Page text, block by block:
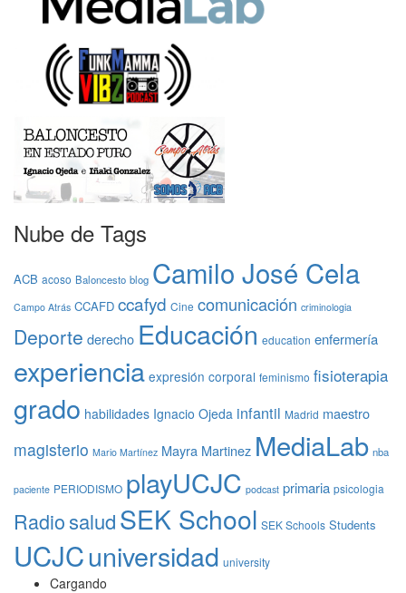
Nube de Tags
ACB acoso Baloncesto blog Camilo José Cela
Campo Atrás CCAFD ccafyd Cine comunicación criminologia
Deporte derecho Educación education enfermería
experiencia expresión corporal feminismo fisioterapia
grado habilidades Ignacio Ojeda infantil Madrid maestro
magisterio Mario Martínez Mayra Martinez MediaLab nba
paciente PERIODISMO playUCJC podcast primaria psicologia
RadiosaludSEK School SEK Schools Students
UCJCuniversidad university
Cargando